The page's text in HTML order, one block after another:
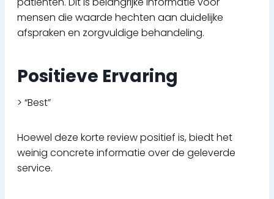
mensen die waarde hechten aan duidelijke
afspraken en zorgvuldige behandeling.
Positieve Ervaring
> “Best”
Hoewel deze korte review positief is, biedt het
weinig concrete informatie over de geleverde
service.